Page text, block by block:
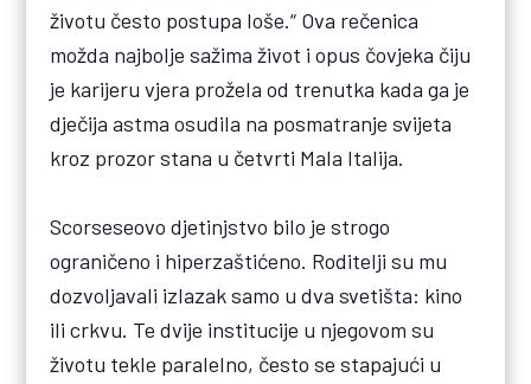
životu često postupa loše.“ Ova rečenica
možda najbolje sažima život i opus čovjeka čiju
je karijeru vjera prožela od trenutka kada ga je
dječija astma osudila na posmatranje svijeta
kroz prozor stana u četvrti Mala Italija.
Scorseseovo djetinjstvo bilo je strogo
ograničeno i hiperzaštićeno. Roditelji su mu
dozvoljavali izlazak samo u dva svetišta: kino
ili crkvu. Te dvije institucije u njegovom su
životu tekle paralelno, često se stapajući u